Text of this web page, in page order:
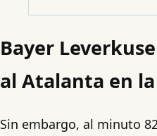
Bayer
al Atalanta en
Sin embargo, al minuto